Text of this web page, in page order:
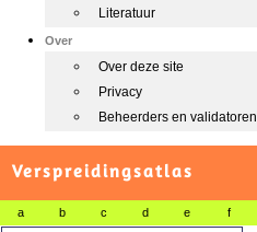
Literatuur
Over
Over deze site
Privacy
Beheerders en validatoren
Verspreidingsatlas
a b c d e f